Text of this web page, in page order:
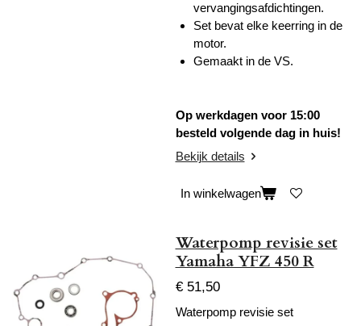
vervangingsafdichtingen.
Set bevat elke keerring in de
motor.
Gemaakt in de VS.
Op werkdagen voor 15:00
besteld volgende dag in huis!
Bekijk details
In winkelwagen
Waterpomp revisie set
Yamaha YFZ 450 R
€ 51,50
Waterpomp revisie set